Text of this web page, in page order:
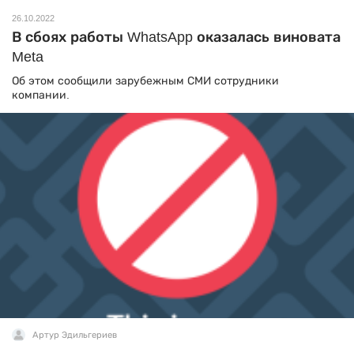
26.10.2022
В сбоях работы WhatsApp оказалась виновата
Meta
Об этом сообщили зарубежным СМИ сотрудники
компании.
Артур Эдильгериев